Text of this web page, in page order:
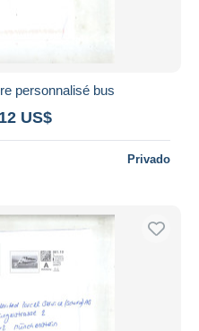
personnalisé bus
US$
Privado